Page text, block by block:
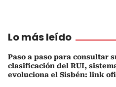
Lo más leído
Paso a paso para consultar
clasificación del RUI,
evoluciona el Sisbén: link